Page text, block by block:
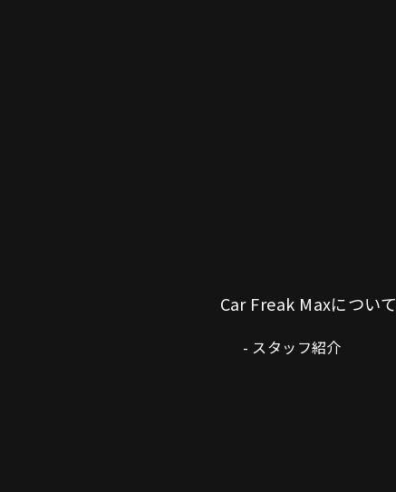
Car Freak Maxについて
スタッフ紹介